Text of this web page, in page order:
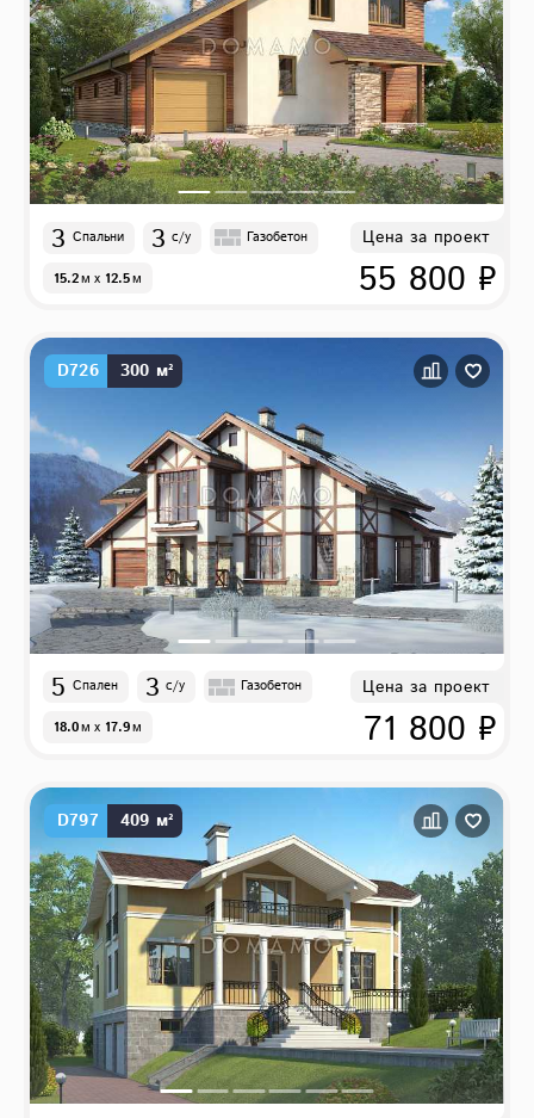
3 Спальни 3 с/у Газобетон
15.2м x 12.5м
Цена за проект
55 800 ₽
D726 300 м²
5 Спален 3 с/у Газобетон
18.0м x 17.9м
Цена за проект
71 800 ₽
D797 409 м²